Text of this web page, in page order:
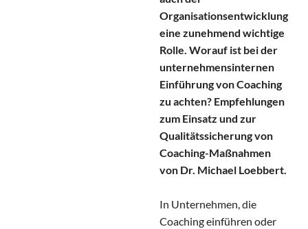
Organisationsentwicklung
eine zunehmend wichtige
Rolle. Worauf ist bei der
unternehmensinternen
Einführung von Coaching
zu achten? Empfehlungen
zum Einsatz und zur
Qualitätssicherung von
Coaching-Maßnahmen
von Dr. Michael Loebbert.
In Unternehmen, die
Coaching einführen oder